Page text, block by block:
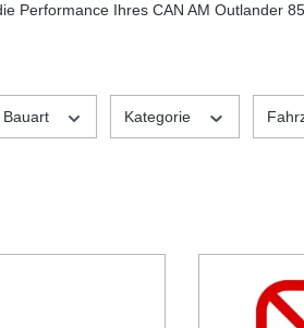
Performance Ihres CAN AM Outlander
Bauart Kategorie